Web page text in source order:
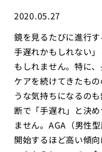
2020.05.27
鏡を見るたびに進行
手遅れかもしれない
もしれません。特に
ケアを続けてきたも
うな気持ちになるの
断で「手遅れ」と決
ません。AGA（男性
開始するほど高い傾